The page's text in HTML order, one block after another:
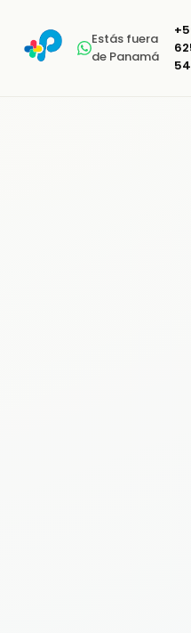
Estás fuera
de Panamá